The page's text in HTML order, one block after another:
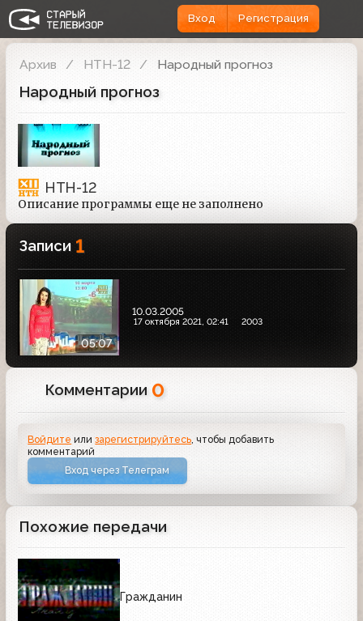
Вход Регистрация
Архив НТН-12 Народный прогноз
Народный прогноз
НТН-12
Описание программы еще не заполнено
Записи 1
05:07
10.03.2005
17 октября 2021, 02:41 2003
Комментарии 0
Войдите илизарегистрируйтесь, чтобы добавить
комментарий
Вход через Телеграм
Похожие передачи
Гражданин